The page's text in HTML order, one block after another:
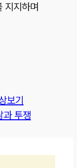
지지하며
보기
과 투쟁